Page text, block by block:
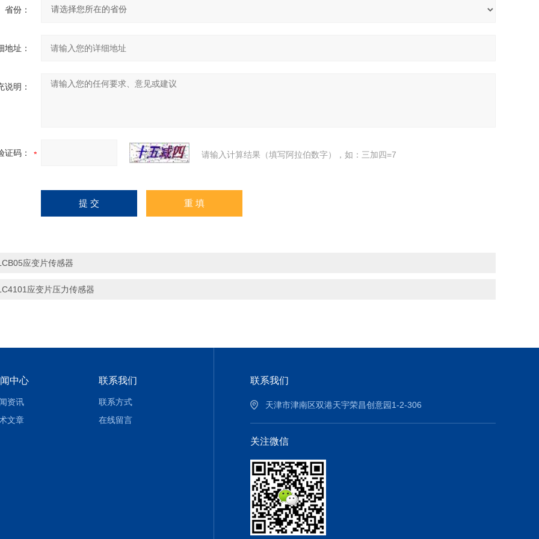
省份：
地址：
说明：
证码： 请输入计算结果（填写阿拉伯数字），如：三加四=7
应变片传感器
应变片压力传感器
中心
资讯
文章
联系我们
联系方式
在线留言
联系我们
天津市津南区双港天宇荣昌创意园1-2-306
关注微信